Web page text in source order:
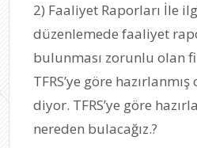
2) Faaliyet Raporları İle
düzenlemede faaliyet
bulunması zorunlu olan
TFRS’ye göre
diyor. TFRS’ye göre
nereden bulacağız.?